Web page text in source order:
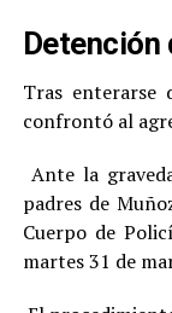
Detención
Tras enterarse
confrontó al
Ante la
padres de
Cuerpo de
martes 31 de